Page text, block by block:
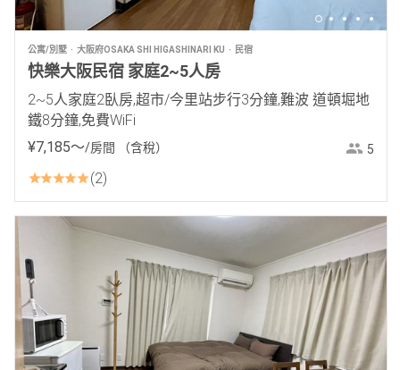
公寓/別墅 大阪府OSAKA SHI HIGASHINARI KU 民宿
快樂大阪民宿 家庭2~5人房
2~5人家庭2臥房,超市/今里站步行3分鐘,難波 道頓堀地
鐵8分鐘,免費WiFi
¥7,185〜/房間 （含稅） 5
2